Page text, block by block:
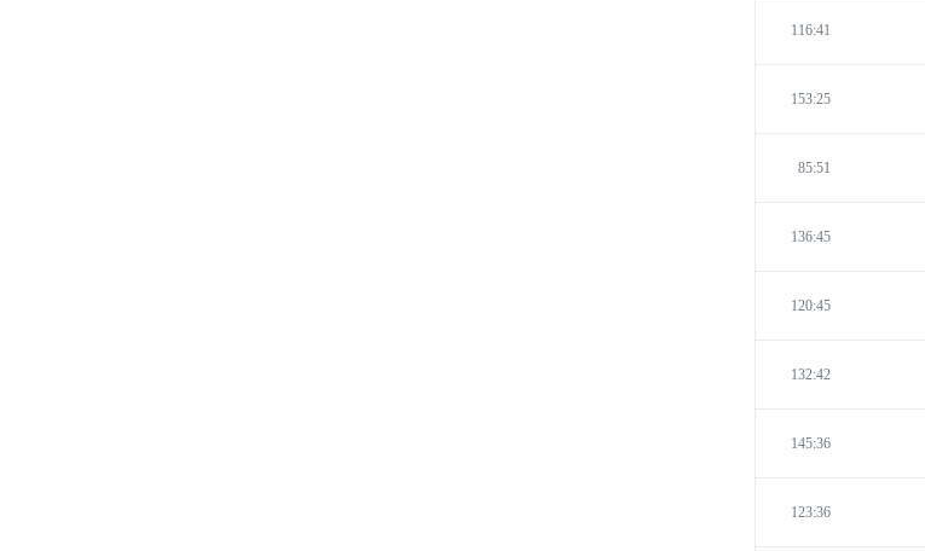
116:41
153:25
85:51
136:45
120:45
132:42
145:36
123:36